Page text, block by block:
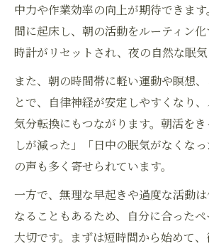
中力や作業効率の向上が期待できま
間に起床し、朝の活動をルーティン
時計がリセットされ、夜の自然な眠気
また、朝の時間帯に軽い運動や瞑想
とで、自律神経が安定しやすくなり
気分転換にもつながります。朝活を
しが減った」「日中の眠気がなくな
の声も多く寄せられています。
一方で、無理な早起きや過度な活動
なることもあるため、自分に合った
大切です。まずは短時間から始めて